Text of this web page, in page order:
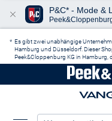
Es gibt zwei unabhängige
Hamburg und Düsseldorf. Dieser
Peek&Cloppenburg KG in Hamburg,
P&C* - Mode &